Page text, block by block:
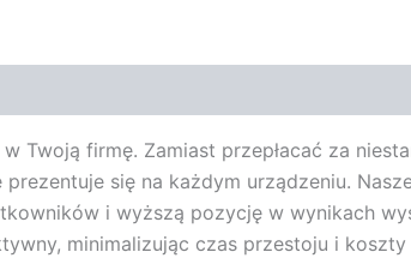
Twoją firmę. Zamiast przepłacać za
się na każdym urządzeniu.
i wyższą pozycję w wynikach
minimalizując czas przestoju i